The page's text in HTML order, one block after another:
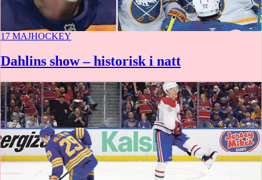
17 MAJHOCKEY
Dahlins show – historisk i natt